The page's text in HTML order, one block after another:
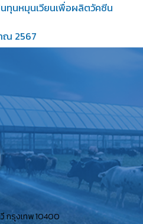
ทุนหมุนเวียนเพื่อผลิตวัคซีน
ณ 2567
กรุงเทพ 10400